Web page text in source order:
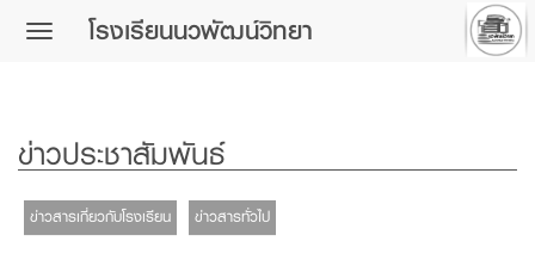
Toggle โรงเรียนนวพัฒน์วิทยา
ข่าวประชาสัมพันธ์
ข่าวสารเกี่ยวกับโรงเรียน ข่าวสารทั่วไป